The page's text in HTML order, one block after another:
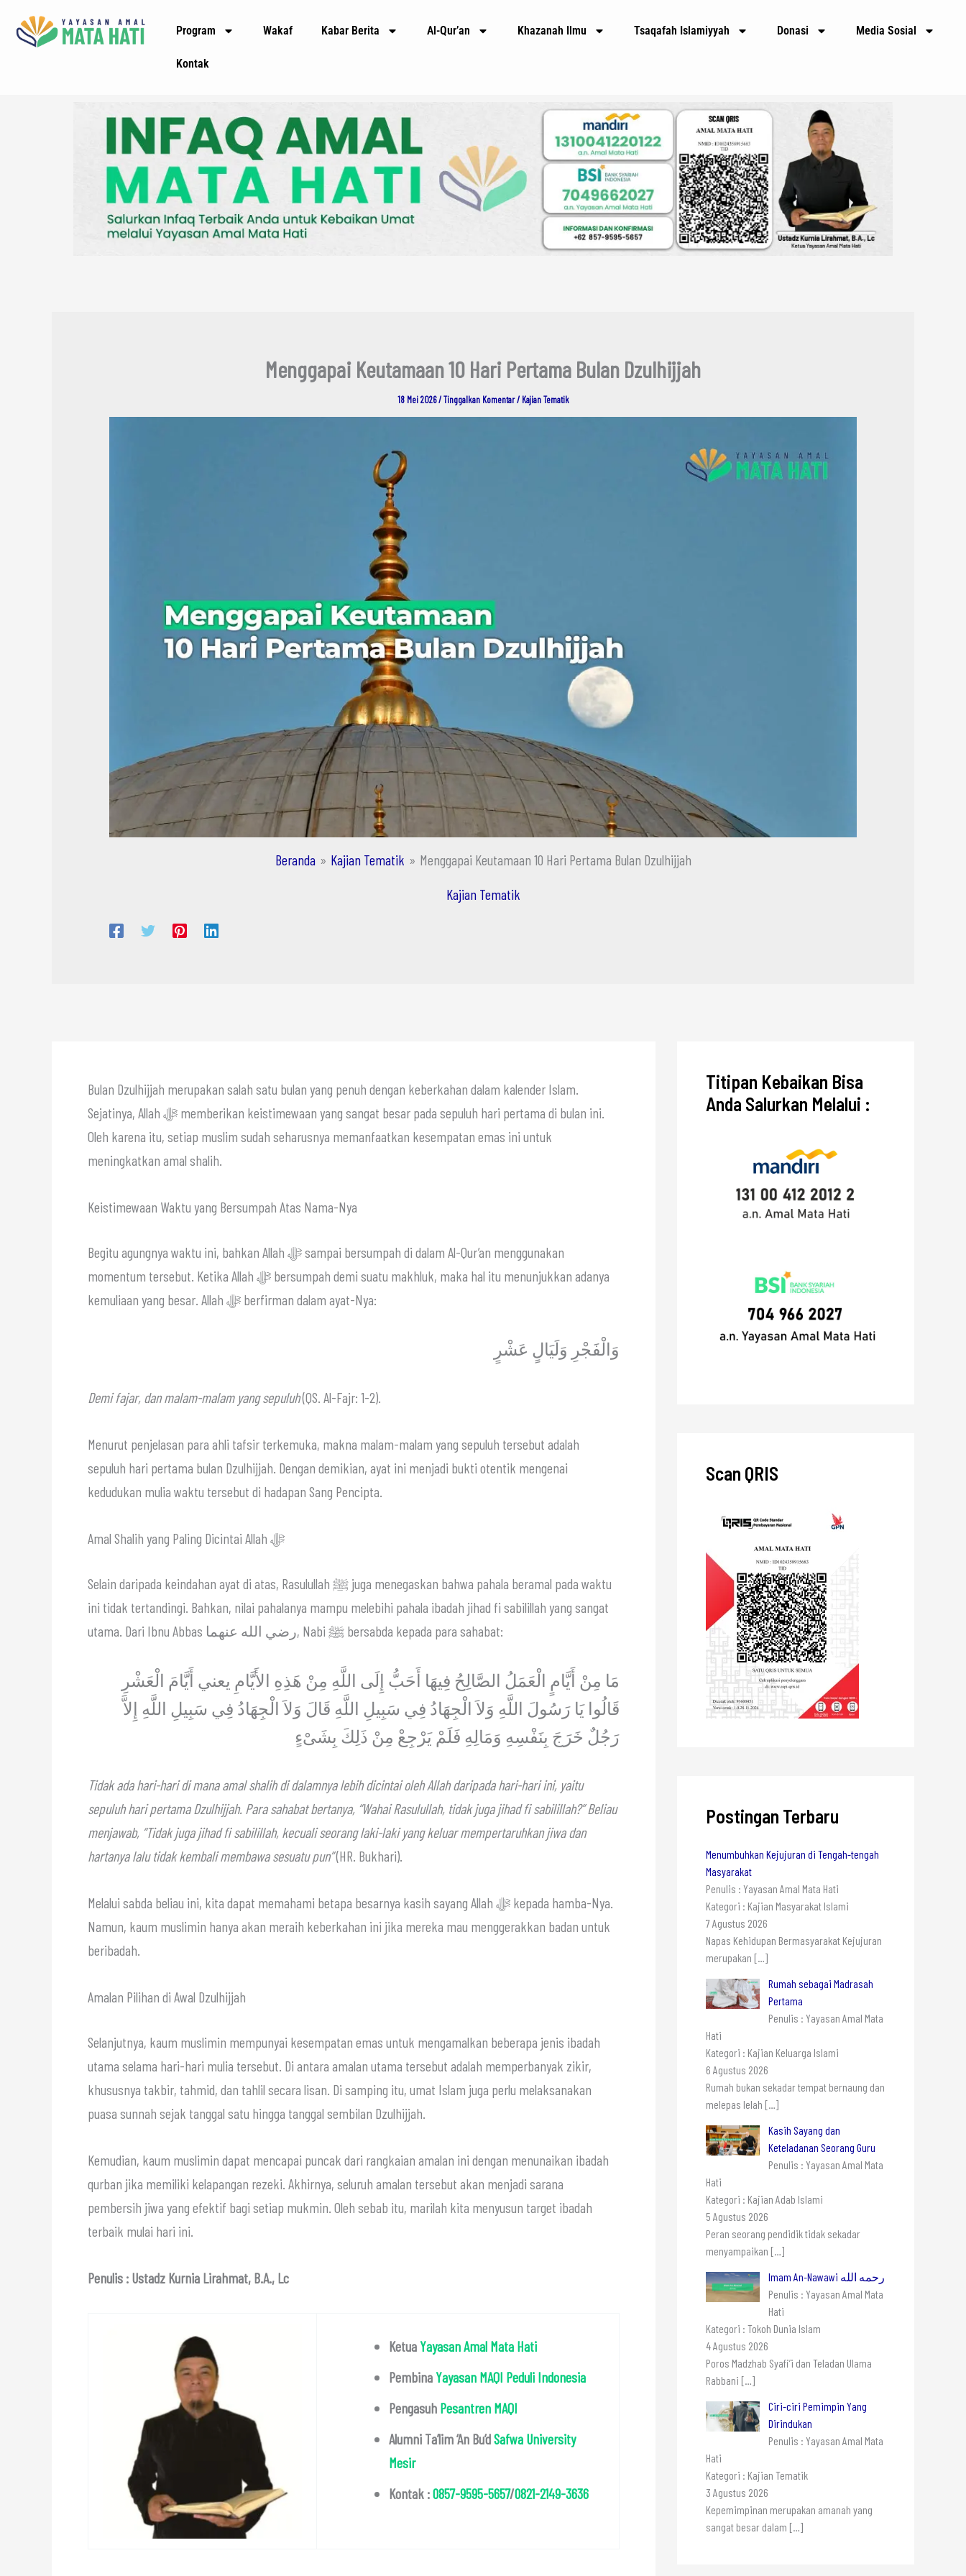
Program Wakaf Kabar Berita Al-Qur’an Khazanah Ilmu Tsaqafah Islamiyyah Donasi Media Sosial
Kontak
Menggapai Keutamaan 10 Hari Pertama Bulan Dzulhijjah
18 Mei 2026/Tinggalkan Komentar / Kajian Tematik
Beranda Kajian Tematik
Menggapai Keutamaan 10 Hari Pertama Bulan Dzulhijjah
Kajian Tematik
Bulan Dzulhijjah merupakan salah satu bulan yang penuh dengan keberkahan dalam kalender Islam.
Sejatinya, Allah ﷻ memberikan keistimewaan yang sangat besar pada sepuluh hari pertama di bulan ini.
Oleh karena itu, setiap muslim sudah seharusnya memanfaatkan kesempatan emas ini untuk
meningkatkan amal shalih.
Keistimewaan Waktu yang Bersumpah Atas Nama-Nya
Begitu agungnya waktu ini, bahkan Allah ﷻ sampai bersumpah di dalam Al-Qur’an menggunakan
momentum tersebut. Ketika Allah ﷻ bersumpah demi suatu makhluk, maka hal itu menunjukkan adanya
kemuliaan yang besar. Allah ﷻ berfirman dalam ayat-Nya:
وَالْفَجْرِ وَلَيَالٍ عَشْرٍ
Demi fajar, dan malam-malam yang sepuluh(QS. Al-Fajr: 1-2).
Menurut penjelasan para ahli tafsir terkemuka, makna malam-malam yang sepuluh tersebut adalah
sepuluh hari pertama bulan Dzulhijjah. Dengan demikian, ayat ini menjadi bukti otentik mengenai
kedudukan mulia waktu tersebut di hadapan Sang Pencipta.
Amal Shalih yang Paling Dicintai Allah ﷻ
Selain daripada keindahan ayat di atas, Rasulullah ﷺ juga menegaskan bahwa pahala beramal pada waktu
ini tidak tertandingi. Bahkan, nilai pahalanya mampu melebihi pahala ibadah jihad fi sabilillah yang sangat
utama. Dari Ibnu Abbas رضي الله عنهما, Nabi ﷺ bersabda kepada para sahabat:
مَا مِنْ أَيَّامٍ الْعَمَلُ الصَّالِحُ فِيهَا أَحَبُّ إِلَى اللَّهِ مِنْ هَذِهِ الأَيَّامِ يعني أَيَّامَ الْعَشْرِ
قَالُوا يَا رَسُولَ اللَّهِ وَلاَ الْجِهَادُ فِي سَبِيلِ اللَّهِ قَالَ وَلاَ الْجِهَادُ فِي سَبِيلِ اللَّهِ إِلاَّ
رَجُلٌ خَرَجَ بِنَفْسِهِ وَمَالِهِ فَلَمْ يَرْجِعْ مِنْ ذَلِكَ بِشَىْءٍ
Tidak ada hari-hari di mana amal shalih di dalamnya lebih dicintai oleh Allah daripada hari-hari ini, yaitu
sepuluh hari pertama Dzulhijjah. Para sahabat bertanya, “Wahai Rasulullah, tidak juga jihad fi sabilillah?” Beliau
menjawab, “Tidak juga jihad fi sabilillah, kecuali seorang laki-laki yang keluar mempertaruhkan jiwa dan
hartanya lalu tidak kembali membawa sesuatu pun”(HR. Bukhari).
Melalui sabda beliau ini, kita dapat memahami betapa besarnya kasih sayang Allah ﷻ kepada hamba-Nya.
Namun, kaum muslimin hanya akan meraih keberkahan ini jika mereka mau menggerakkan badan untuk
beribadah.
Amalan Pilihan di Awal Dzulhijjah
Selanjutnya, kaum muslimin mempunyai kesempatan emas untuk mengamalkan beberapa jenis ibadah
utama selama hari-hari mulia tersebut. Di antara amalan utama tersebut adalah memperbanyak zikir,
khususnya takbir, tahmid, dan tahlil secara lisan. Di samping itu, umat Islam juga perlu melaksanakan
puasa sunnah sejak tanggal satu hingga tanggal sembilan Dzulhijjah.
Kemudian, kaum muslimin dapat mencapai puncak dari rangkaian amalan ini dengan menunaikan ibadah
qurban jika memiliki kelapangan rezeki. Akhirnya, seluruh amalan tersebut akan menjadi sarana
pembersih jiwa yang efektif bagi setiap mukmin. Oleh sebab itu, marilah kita menyusun target ibadah
terbaik mulai hari ini.
Penulis : Ustadz Kurnia Lirahmat, B.A., Lc
Ketua Yayasan Amal Mata Hati
Pembina Yayasan MAQI Peduli Indonesia
Pengasuh Pesantren MAQI
Alumni Ta’lim ‘An Bu’dSafwa University
Mesir
Kontak :0857-9595-5657/0821-2149-3636
Titipan Kebaikan Bisa
Anda Salurkan Melalui :
Scan QRIS
Postingan Terbaru
Menumbuhkan Kejujuran di Tengah-tengah
Masyarakat
Penulis : Yayasan Amal Mata Hati
Kategori : Kajian Masyarakat Islami
7 Agustus 2026
Napas Kehidupan Bermasyarakat Kejujuran
merupakan […]
Rumah sebagai Madrasah
Pertama
Penulis : Yayasan Amal Mata
Hati
Kategori : Kajian Keluarga Islami
6 Agustus 2026
Rumah bukan sekadar tempat bernaung dan
melepas lelah […]
Kasih Sayang dan
Keteladanan Seorang Guru
Penulis : Yayasan Amal Mata
Hati
Kategori : Kajian Adab Islami
5 Agustus 2026
Peran seorang pendidik tidak sekadar
menyampaikan […]
Imam An-Nawawi رحمه الله
Penulis : Yayasan Amal Mata
Hati
Kategori : Tokoh Dunia Islam
4 Agustus 2026
Poros Madzhab Syafi’i dan Teladan Ulama
Rabbani […]
Ciri-ciri Pemimpin Yang
Dirindukan
Penulis : Yayasan Amal Mata
Hati
Kategori : Kajian Tematik
3 Agustus 2026
Kepemimpinan merupakan amanah yang
sangat besar dalam […]
a